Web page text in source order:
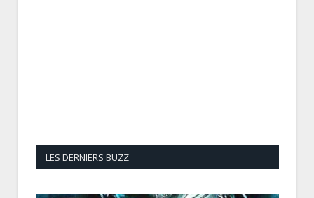
LES DERNIERS BUZZ